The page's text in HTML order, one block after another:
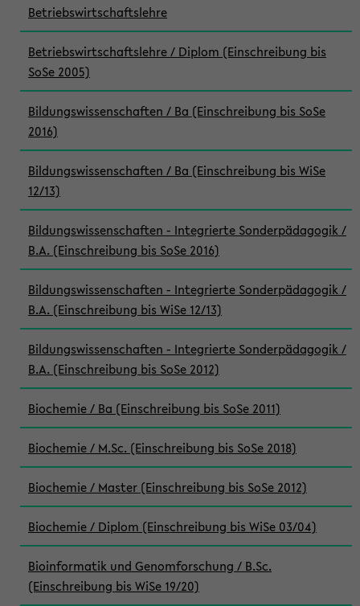
Betriebswirtschaftslehre
Betriebswirtschaftslehre / Diplom (Einschreibung bis
SoSe 2005)
Bildungswissenschaften / Ba (Einschreibung bis SoSe
2016)
Bildungswissenschaften / Ba (Einschreibung bis WiSe
12/13)
Bildungswissenschaften - Integrierte Sonderpädagogik /
B.A. (Einschreibung bis SoSe 2016)
Bildungswissenschaften - Integrierte Sonderpädagogik /
B.A. (Einschreibung bis WiSe 12/13)
Bildungswissenschaften - Integrierte Sonderpädagogik /
B.A. (Einschreibung bis SoSe 2012)
Biochemie / Ba (Einschreibung bis SoSe 2011)
Biochemie / M.Sc. (Einschreibung bis SoSe 2018)
Biochemie / Master (Einschreibung bis SoSe 2012)
Biochemie / Diplom (Einschreibung bis WiSe 03/04)
Bioinformatik und Genomforschung / B.Sc.
(Einschreibung bis WiSe 19/20)